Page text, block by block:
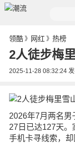
领酷》 网红 》 热榜
2人徒步梅
2025-11-28 08:32:24发
2026年7月两名男
27日已达127天。
手机卡寻线索，